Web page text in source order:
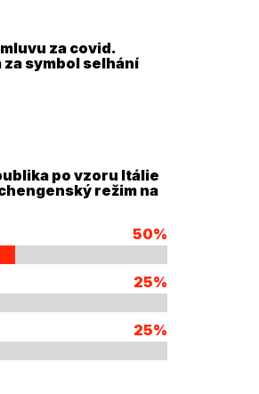
za covid.
symbol selhání
po vzoru Itálie
režim na
50%
25%
25%